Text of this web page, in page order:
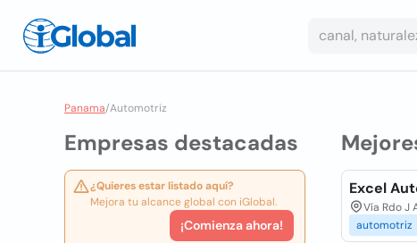
Panama/Automotriz
Empresas destacadas
¿Quieres estar listado aquí?
Mejora tu alcance global con iGlobal.
¡Comienza ahora!
Excel
Vía Rdo J
automotriz